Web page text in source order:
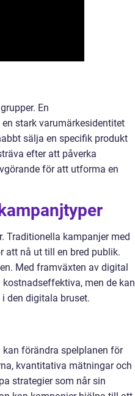
En
stark varumärkesidentitet
sälja en specifik produkt
efter att påverka
för att utforma en
Traditionella kampanjer med
att nå ut till en bred publik.
Med framväxten av digital
men de kan
den digitala bruset.
förändra spelplanen för
kvantitativa mätningar och
strategier som når sin